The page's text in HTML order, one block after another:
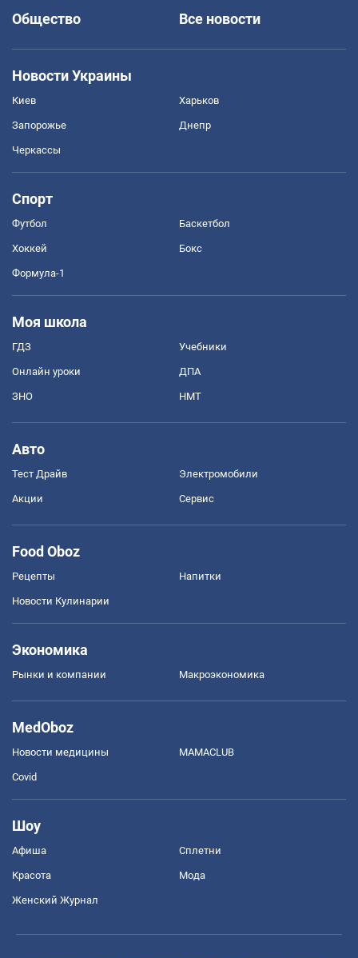
Общество
Все новости
Новости Украины
Киев Харьков
Запорожье Днепр
Черкассы
Спорт
Футбол Баскетбол
Хоккей Бокс
Формула-1
Моя школа
ГДЗ Учебники
Онлайн уроки ДПА
ЗНО НМТ
Авто
Тест Драйв Электромобили
Акции Сервис
Food Oboz
Рецепты Напитки
Новости Кулинарии
Экономика
Рынки и компании Mакроэкономика
MedOboz
Новости медицины MAMACLUB
Covid
Шоу
Афиша Сплетни
Красота Мода
Женский Журнал